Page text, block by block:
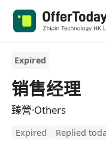
Expired
销售经理
臻營·Others
Expired Replied